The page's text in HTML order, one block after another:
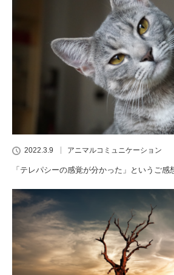
2022.3.9 アニマルコミュニケーション
「テレパシーの感覚が分かった」というご感